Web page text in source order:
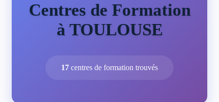
Centres de Formation
à TOULOUSE
17 centres de formation trouvés